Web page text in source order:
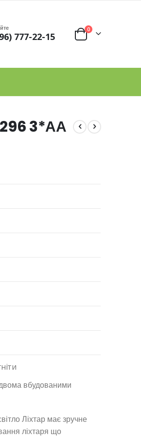
777-22-15 Cart
0елементи
3*АА
вбудованими
Ліхтар має зручне
ліхтаря що